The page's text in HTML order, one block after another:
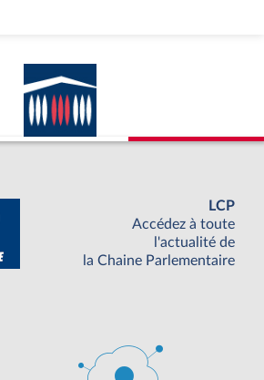
LCP
Accédez à toute
l'actualité de
la Chaine Parlementaire